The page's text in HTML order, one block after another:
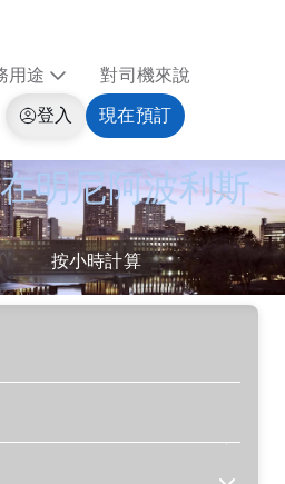
用途
對司機來說
登入 現在預訂
明尼阿波利斯
按小時計算